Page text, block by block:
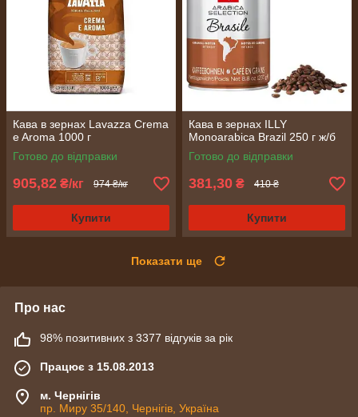
Кава в зернах Lavazza Crema
e Aroma 1000 г
Готово до відправки
905,82 ₴/кг 974 ₴/кг
Купити
Кава в зернах ILLY
Monoarabica Brazil 250 г ж/б
Готово до відправки
381,30 ₴ 410 ₴
Купити
Показати ще
Про нас
98% позитивних з 3377 відгуків за рік
Працює з 15.08.2013
м. Чернігів
пр. Миру 35/140, Чернігів, Україна